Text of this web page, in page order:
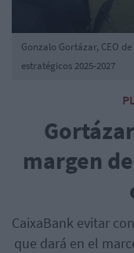
margen
CaixaBank evitar
que dará en el
Gonzalo Gortázar, CEO
estratégicos 2025-2027